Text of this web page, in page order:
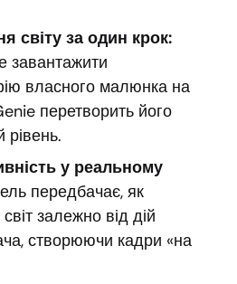
світу за один крок:
завантажити
власного малюнка на
перетворить його
рівень.
у реальному
передбачає, як
залежно від дій
створюючи кадри «на